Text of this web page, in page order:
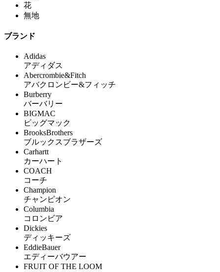
花
無地
ブランド
Adidas
アディダス
Abercrombie&Fitch
アバクロンビー&フィッチ
Burberry
バーバリー
BIGMAC
ビッグマック
BrooksBrothers
ブルックスブラザーズ
Carhartt
カーハート
COACH
コーチ
Champion
チャンピオン
Columbia
コロンビア
Dickies
ディッキーズ
EddieBauer
エディーバウアー
FRUIT OF THE LOOM